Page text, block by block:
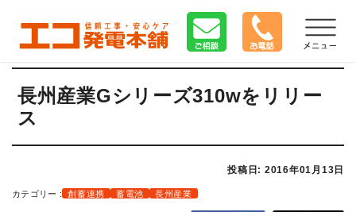
長州産業Gシリーズ310wをリリー
ス
投稿日: 2016年01月13日
カテゴリー : 創蓄連携 蓄電池 長州産業